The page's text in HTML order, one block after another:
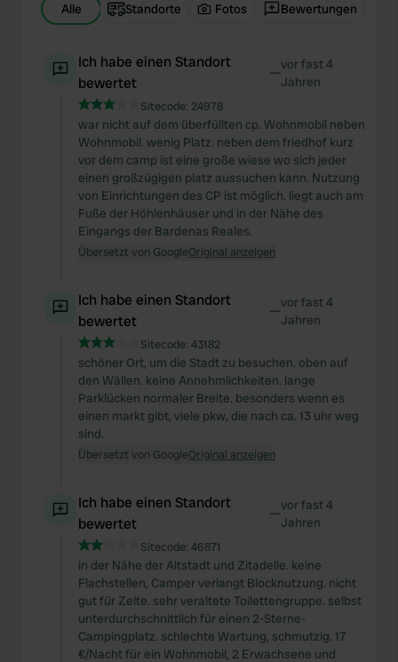
Alle Standorte Fotos Bewertungen
Ich habe einen Standort
bewertet
—vor fast 4
Jahren
Sitecode: 24978
war nicht auf dem überfüllten cp. Wohnmobil neben
Wohnmobil. wenig Platz. neben dem friedhof kurz
vor dem camp ist eine große wiese wo sich jeder
einen großzügigen platz aussuchen kann. Nutzung
von Einrichtungen des CP ist möglich. liegt auch am
Fuße der Höhlenhäuser und in der Nähe des
Eingangs der Bardenas Reales.
Übersetzt von GoogleOriginal anzeigen
Ich habe einen Standort
bewertet
—vor fast 4
Jahren
Sitecode: 43182
schöner Ort, um die Stadt zu besuchen. oben auf
den Wällen. keine Annehmlichkeiten. lange
Parklücken normaler Breite. besonders wenn es
einen markt gibt, viele pkw, die nach ca. 13 uhr weg
sind.
Übersetzt von GoogleOriginal anzeigen
Ich habe einen Standort
bewertet
—vor fast 4
Jahren
Sitecode: 46871
in der Nähe der Altstadt und Zitadelle. keine
Flachstellen, Camper verlangt Blocknutzung. nicht
gut für Zelte. sehr veraltete Toilettengruppe. selbst
unterdurchschnittlich für einen 2-Sterne-
Campingplatz. schlechte Wartung, schmutzig. 17
€/Nacht für ein Wohnmobil, 2 Erwachsene und